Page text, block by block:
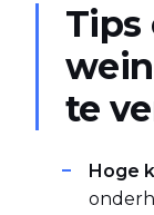
Tips
te
Hoge